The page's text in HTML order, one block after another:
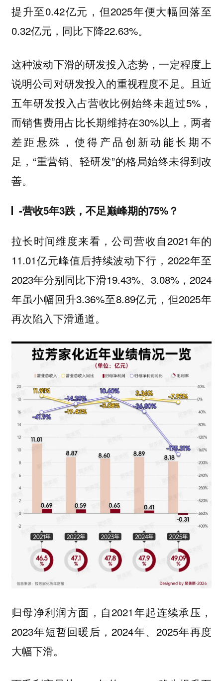
提升至0.42亿元，但2025年便大幅回落至
0.32亿元，同比下降22.63%。
这种波动下滑的研发投入态势，一定程度上
说明公司对研发投入的重视程度不足。且近
五年研发投入占营收比例始终未超过5%，
而销售费用占比长期维持在30%以上，两者
差距悬殊，使得产品创新动能长期不
足，“重营销、轻研发”的格局始终未得到改
善。
-营收5年3跌，不足巅峰期的75%？
拉长时间维度来看，公司营收自2021年的
11.01亿元峰值后持续波动下行，2022年至
2023年分别同比下滑19.43%、3.08%，2024
年虽小幅回升3.36%至8.89亿元，但2025年
再次陷入下滑通道。
归母净利润方面，自2021年起连续承压，
2023年短暂回暖后，2024年、2025年再度
大幅下滑。